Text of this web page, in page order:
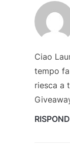
Ciao
tempo
riesca a